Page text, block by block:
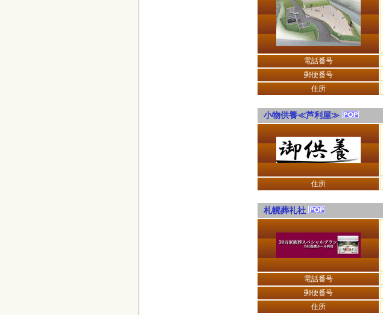
電話番号
郵便番号
住所
小物供養≪芦利屋≫
住所
札幌葬礼社
電話番号
郵便番号
住所